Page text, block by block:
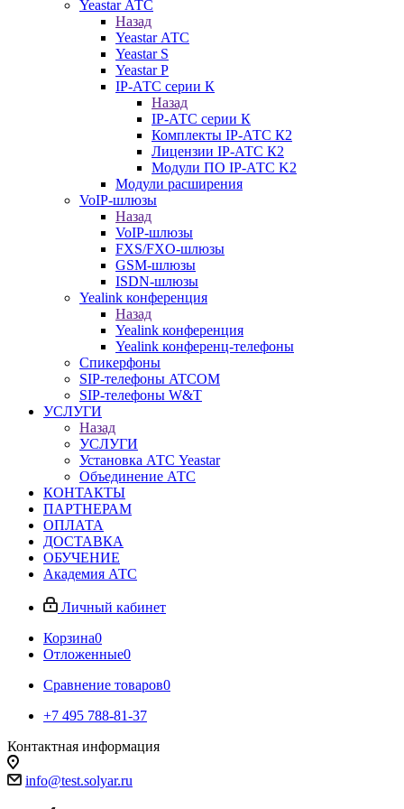
Yeastar АТС
Назад
Yeastar АТС
Yeastar S
Yeastar P
IP-АТС серии К
Назад
IP-АТС серии К
Комплекты IP-АТС К2
Лицензии IP-АТС К2
Модули ПО IP-АТС K2
Модули расширения
VoIP-шлюзы
Назад
VoIP-шлюзы
FXS/FXO-шлюзы
GSM-шлюзы
ISDN-шлюзы
Yealink конференция
Назад
Yealink конференция
Yealink конференц-телефоны
Спикерфоны
SIP-телефоны ATCOM
SIP-телефоны W&T
УСЛУГИ
Назад
УСЛУГИ
Установка АТС Yeastar
Объединение АТС
КОНТАКТЫ
ПАРТНЕРАМ
ОПЛАТА
ДОСТАВКА
ОБУЧЕНИЕ
Академия АТС
Личный кабинет
Корзина0
Отложенные0
Сравнение товаров0
+7 495 788-81-37
Контактная информация
info@test.solyar.ru